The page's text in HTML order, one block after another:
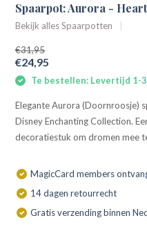
Spaarpot: Aurora -
Bekijk alles Spaarpotten
€31,95
€24,95
Te bestellen: Levertijd 1-
Elegante Aurora (Doornroosje)
Disney Enchanting Collection.
decoratiestuk om dromen mee
MagicCard members
14 dagen retourrecht
Gratis verzending binnen